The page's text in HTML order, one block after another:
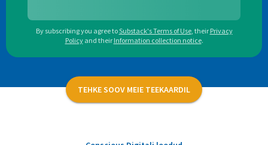
By subscribing you agree toSubstack's Terms of Use, their Privacy
Policy and their Information collection notice.
TEHKE SOOV MEIE TEEKAARDIL